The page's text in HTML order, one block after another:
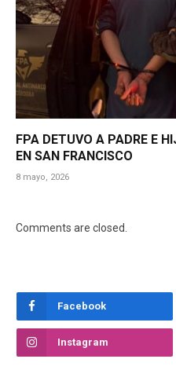
FPA DETUVO A PADRE E
EN SAN FRANCISCO
8 mayo, 2026
Comments are closed.
Facebook
Instagram